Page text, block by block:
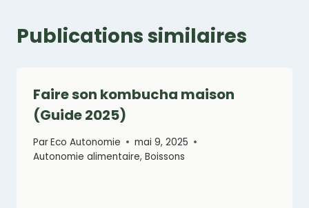
Publications similaires
Faire son kombucha maison
(Guide 2025)
ParEco Autonomie
mai 9, 2025
Autonomie alimentaire, Boissons